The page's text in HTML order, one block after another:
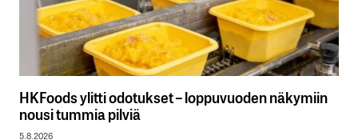
HKFoods ylitti odotukset – loppuvuoden näkymiin
nousi tummia pilviä
5.8.2026